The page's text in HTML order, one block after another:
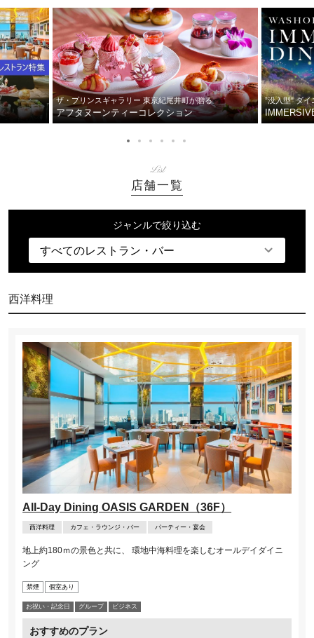
ザ・プリンスギャラリー 東京紀尾井町が贈る
アフタヌーンティーコレクション
”没入型" ダ
List
店舗一覧
ジャンルで絞り込む
西洋料理
All-Day Dining OASIS GARDEN（36F）
西洋料理 カフェ・ラウンジ・バー パーティー・宴会
地上約180ｍの景色と共に、 環地中海料理を楽しむオールデイダイニ
ング
禁煙 個室あり
お祝い・記念⽇ グループ ビジネス
おすすめのプラン